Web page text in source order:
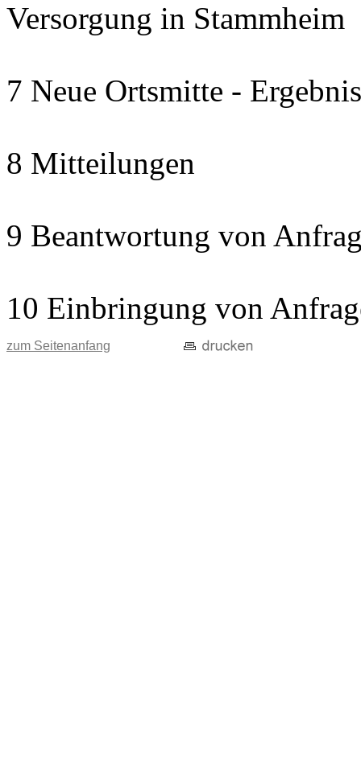
Versorgung in Stammheim
7 Neue Ortsmitte -
8 Mitteilungen
9 Beantwortung von
10 Einbringung von
zum Seitenanfang